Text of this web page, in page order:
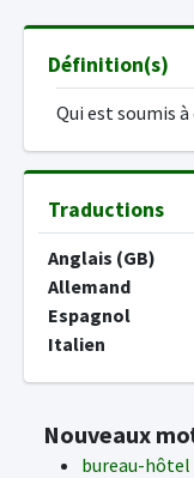
Définition(s)
Qui est soumis à
Traductions
Anglais (GB)
Allemand
Espagnol
Italien
Nouveaux
bureau-hôtel